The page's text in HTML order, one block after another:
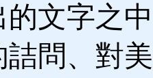
的文字之
詰問、對